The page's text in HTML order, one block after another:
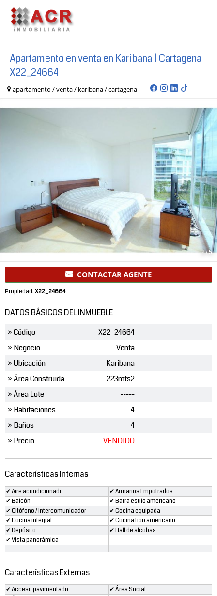
Apartamento en venta en Karibana | Cartagena
X22_24664
apartamento / venta / karibana / cartagena
2/5
CONTACTAR AGENTE
Propiedad:X22_24664
DATOS BÁSICOS DEL INMUEBLE
» Código
X22_24664
» Negocio
Venta
» Ubicación
Karibana
» Área Construida
223mts2
» Área Lote
-----
» Habitaciones
4
» Baños
4
» Precio
VENDIDO
Características Internas
✔ Aire acondicionado
✔ Armarios Empotrados
✔ Balcón
✔ Barra estilo americano
✔ Citófono / Intercomunicador
✔ Cocina equipada
✔ Cocina integral
✔ Cocina tipo americano
✔ Depósito
✔ Hall de alcobas
✔ Vista panorámica
Características Externas
✔ Acceso pavimentado
✔ Área Social